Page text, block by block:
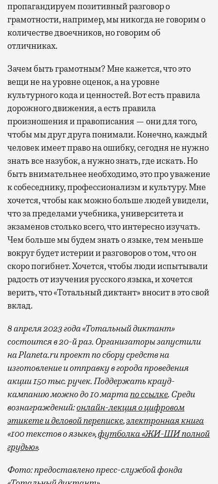
пропагандируем позитивный разговор о
грамотности, например, мы никогда не говорим о
количестве двоечников, но говорим об
отличниках.
Зачем быть грамотным? Мне кажется, что это
вещи не на уровне оценок, а на уровне
культурного кода и ценностей. Вот есть правила
дорожного движения, а есть правила
произношения и правописания — они для того,
чтобы мы друг друга понимали. Конечно, каждый
человек имеет право на ошибку, сегодня не нужно
знать все назубок, а нужно знать, где искать. Но
быть внимательнее необходимо, это про уважение
к собеседнику, профессионализм и культуру. Мне
хочется, чтобы как можно больше людей увидели,
что за пределами учебника, университета и
экзаменов столько всего, что интересно изучать.
Чем больше мы будем знать о языке, тем меньше
вокруг будет истерии и разговоров о том, что он
скоро погибнет. Хочется, чтобы люди испытывали
радость от изучения русского языка, и хочется
верить, что «Тотальный диктант» вносит в это свой
вклад.
8 апреля 2023 года «Тотальный диктант»
состоится в 20-й раз. Организаторы запустили
на Planeta.ru проект по сбору средств на
изготовление и отправку в города проведения
акции 150 тыс. ручек. Поддержать крауд-
кампанию можно до 10 мартапо ссылке. Среди
вознаграждений:онлайн-лекция о цифровом
этикете и деловой переписке,электронная книга
«100 текстов о языке»,футболка «ЖИ-ШИ полной
грудью».
Фото: предоставлено пресс-службой фонда